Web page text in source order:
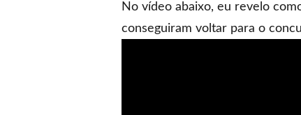
No vídeo abaixo, eu revelo
conseguiram voltar para o